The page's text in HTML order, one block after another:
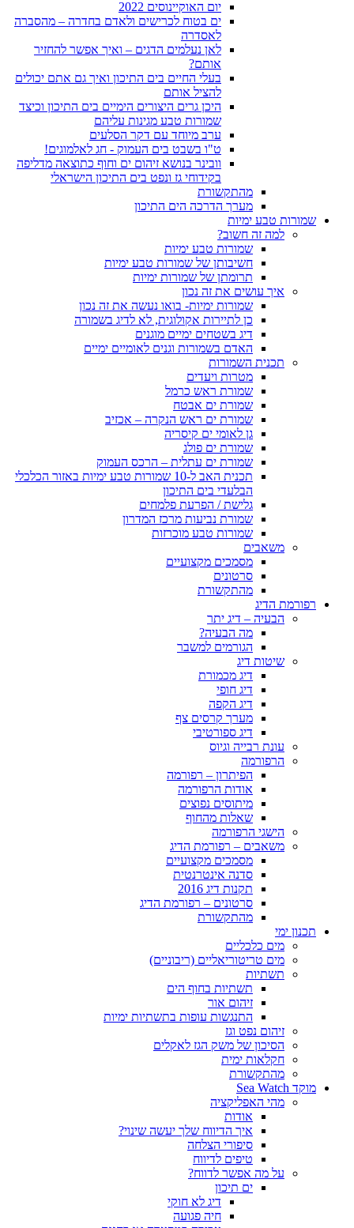
יום האוקיינוסים 2022
ים בטוח לכרישים ולאדם בחדרה – מהסברה
לאסדרה
לאן נעלמים הדגים – ואיך אפשר להחזיר
אותם?
בעלי החיים בים התיכון ואיך גם אתם יכולים
להציל אותם
היכן גרים היצורים הימיים בים התיכון וכיצד
שמורות טבע מגינות עליהם
ערב מיוחד עם דקר הסלעים
ט‭"‬ו‭ ‬בשבט‭ ‬בים‭ ‬העמוק‭ ‬- חג‭ ‬לאלמוגים‭!‬
וובינר בנושא זיהום ים וחוף כתוצאה מדליפה
בקידוחי גז ונפט בים התיכון הישראלי
מהתקשורת
מערך הדרכה הים התיכון
שמורות טבע ימיות
למה זה חשוב?
שמורות טבע ימיות
חשיבותן של שמורות טבע ימיות
תרומתן של שמורות ימיות
איך עושים את זה נכון
שמורות ימיות- בואו נעשה את זה נכון
כן לתיירות אקולוגית, לא לדיג בשמורה
דיג בשטחים ימיים מוגנים
האדם בשמורות וגנים לאומיים ימיים
תכנית השמורות
מטרות ויעדים
שמורת ראש כרמל
שמורת ים אבטח
שמורת ים ראש הנקרה – אכזיב
גן לאומי ים קיסריה
שמורת ים פולג
שמורת ים עתלית – הרכס העמוק
תכנית האב ל-10 שמורות טבע ימיות באזור הכלכלי
הבלעדי בים התיכון
גלישת / הפרעת פלמחים
שמורת נביעות מרכז המדרון
שמורות טבע מוכרזות
משאבים
מסמכים מקצועיים
סרטונים
מהתקשורת
רפורמת הדיג
הבעיה – דיג יתר
מה הבעיה?
הגורמים למשבר
שיטות דיג
דיג מכמורת
דיג חופי
דיג הקפה
מערך קרסים צף
דיג ספורטיבי
עונת רבייה וגיוס
הרפורמה
הפיתרון – רפורמה
אודות הרפורמה
מיתוסים נפוצים
שאלות מהחוף
הישגי הרפורמה
משאבים – רפורמת הדיג
מסמכים מקצועיים
סדנה אינטרנטית
תקנות דיג 2016
סרטונים – רפורמת הדיג
מהתקשורת
תכנון ימי
מים כלכליים
מים טריטוריאליים (ריבוניים)
תשתיות
תשתיות בחוף הים
זיהום אור
התנגשות עופות בתשתיות ימיות
זיהום נפט וגז
הסיכון של משק הגז לאקלים
חקלאות ימית
מהתקשורת
מוקד Sea Watch
מהי האפליקציה
אודות
איך הדיווח שלך יעשה שינוי?
סיפורי הצלחה
טיפים לדיווח
על מה אפשר לדווח?
ים תיכון
דיג לא חוקי
חיה פגועה